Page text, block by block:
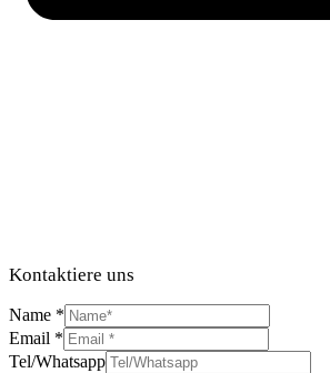
Kontaktiere uns
Name *
Email *
Tel/Whatsapp